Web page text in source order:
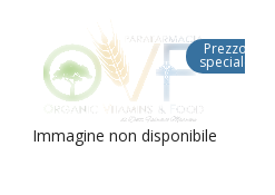
Immagine non disponibile
Prezzo
speciale